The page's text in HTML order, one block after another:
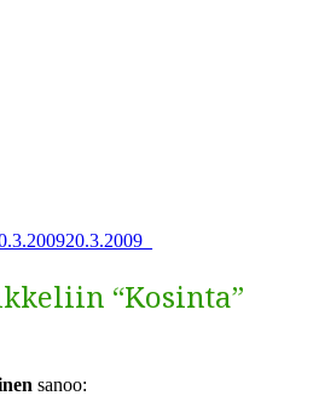
20.3.2009
“Kosinta”
sanoo: